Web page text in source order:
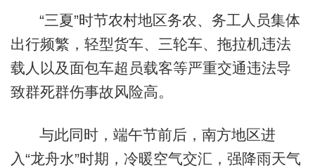
“三夏”时节农村地区务农、务工人员集体
出行频繁，轻型货车、三轮车、拖拉机违法
载人以及面包车超员载客等严重交通违法导
致群死群伤事故风险高。
与此同时，端午节前后，南方地区进
入“龙舟水”时期，冷暖空气交汇，强降雨天气